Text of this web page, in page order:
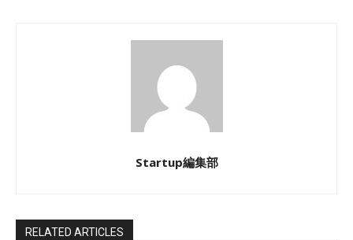
Startup編集部
RELATED ARTICLES